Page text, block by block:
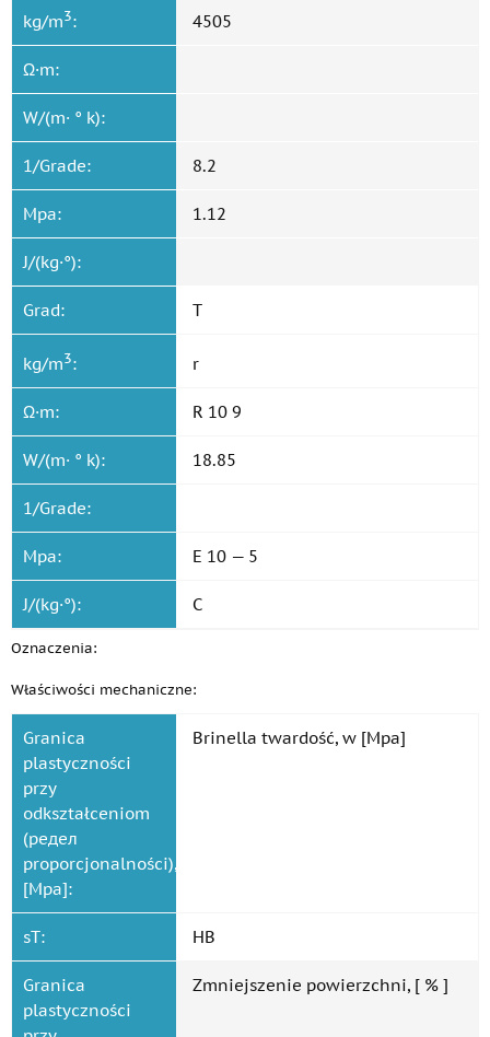
kg/m3: 4505
Ω·m:
W/(m· ° k):
1/Grade: 8.2
Mpa: 1.12
J/(kg·°):
Grad: T
kg/m3: r
Ω·m: R 10 9
W/(m· ° k): 18.85
1/Grade:
Mpa: E 10 — 5
J/(kg·°): C
Oznaczenia:
Właściwości mechaniczne:
Granica
plastyczności
przy
odkształceniom
(редел
proporcjonalności),
[Mpa]:
Brinella twardość, w [Mpa]
sT: HB
Granica
plastyczności
Zmniejszenie powierzchni, [ % ]